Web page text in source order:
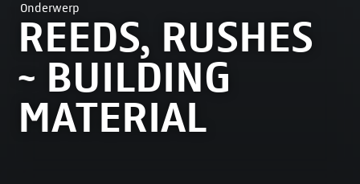
Onderwerp
REEDS, RUSHES
~ BUILDING
MATERIAL